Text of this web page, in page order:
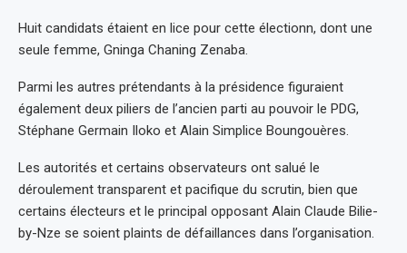
Huit candidats étaient en lice pour cette électionn, dont une
seule femme, Gninga Chaning Zenaba.
Parmi les autres prétendants à la présidence figuraient
également deux piliers de l’ancien parti au pouvoir le PDG,
Stéphane Germain Iloko et Alain Simplice Boungouères.
Les autorités et certains observateurs ont salué le
déroulement transparent et pacifique du scrutin, bien que
certains électeurs et le principal opposant Alain Claude Bilie-
by-Nze se soient plaints de défaillances dans l’organisation.